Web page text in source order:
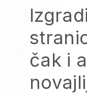
čak i